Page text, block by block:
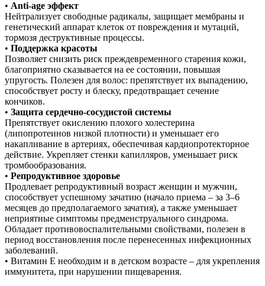
• Anti-age эффект
Нейтрализует свободные радикалы, защищает мембраны и
генетический аппарат клеток от повреждения и мутаций,
тормозя деструктивные процессы.
• Поддержка красоты
Позволяет снизить риск преждевременного старения кожи,
благоприятно сказывается на ее состоянии, повышая
упругость. Полезен для волос: препятствует их выпадению,
способствует росту и блеску, предотвращает сечение
кончиков.
• Защита сердечно-сосудистой системы
Препятствует окислению плохого холестерина
(липопротеинов низкой плотности) и уменьшает его
накапливание в артериях, обеспечивая кардиопротекторное
действие. Укрепляет стенки капилляров, уменьшает риск
тромбообразования.
• Репродуктивное здоровье
Продлевает репродуктивный возраст женщин и мужчин,
способствует успешному зачатию (начало приема – за 3–6
месяцев до предполагаемого зачатия), а также уменьшает
неприятные симптомы предменструального синдрома.
Обладает противовоспалительными свойствами, полезен в
период восстановления после перенесенных инфекционных
заболеваний.
• Витамин Е необходим и в детском возрасте – для укрепления
иммунитета, при нарушении пищеварения.